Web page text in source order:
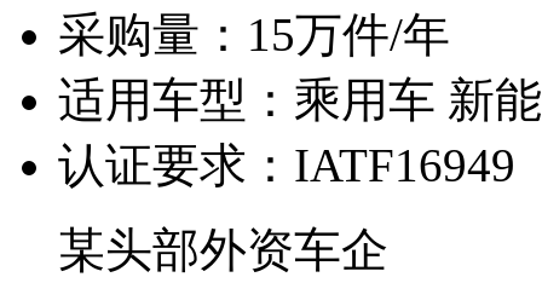
采购量： 15万件/年
适用车型： 乘用车 新
认证要求： IATF16949
某头部外资车企